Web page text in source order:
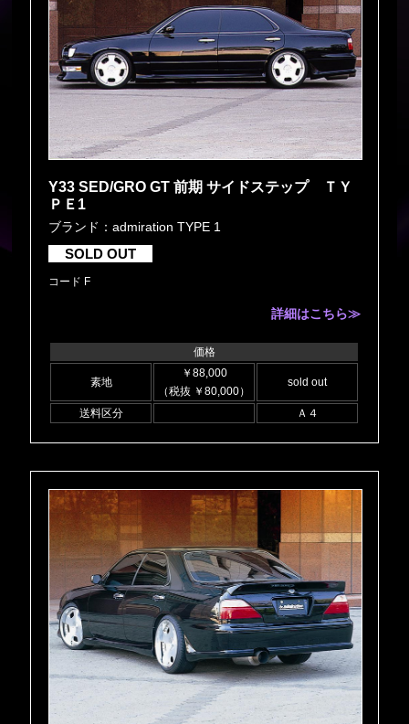
Y33 SED/GRO GT 前期 サイドステップ ＴＹ
ＰＥ1
ブランド：admiration TYPE 1
SOLD OUT
コード F
詳細はこちら≫
価格
素地
￥88,000
（税抜 ￥80,000）
sold out
送料区分 Ａ４